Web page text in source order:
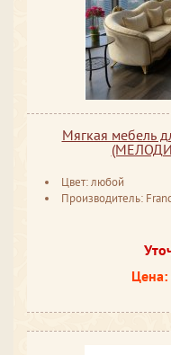
Мягкая мебель
Цвет: любой
Производитель:
Цена: